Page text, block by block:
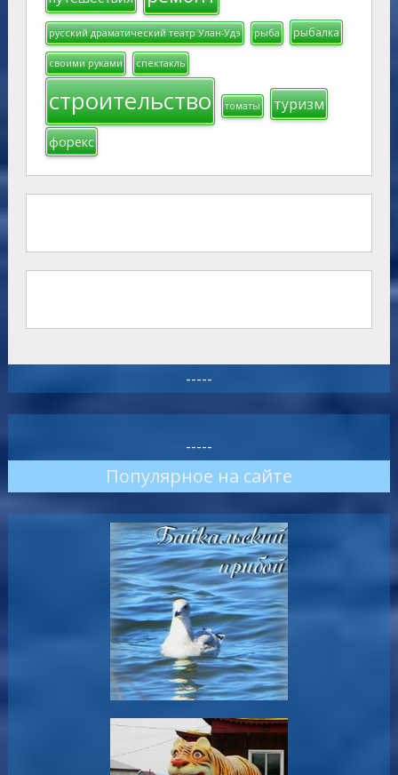
русский драматический театр Улан-Удэ рыба рыбалка
своими руками спектакль
строительство томаты туризм
форекс
-----
-----
Популярное на сайте